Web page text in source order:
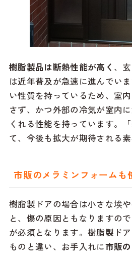
樹脂製品は断熱性能が高く 、
は近年普及が急速に進んでい
い性質を持っているため、室
さず、かつ外部の冷気が室内
くれる性能を持っています。
て、今後も拡大が期待される素
市販のメラミンフォームも
樹脂製ドアの場合は小さな埃
と、傷の原因ともなりますの
が必須となります。樹脂製ド
ものと違い、お手入れに市販